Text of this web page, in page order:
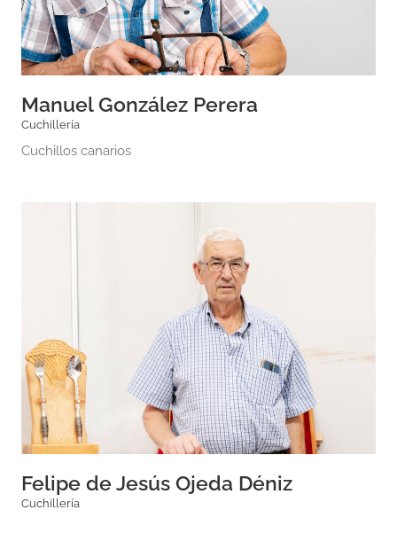
Manuel González Perera
Cuchillería
Cuchillos canarios
Felipe de Jesús Ojeda Déniz
Cuchillería